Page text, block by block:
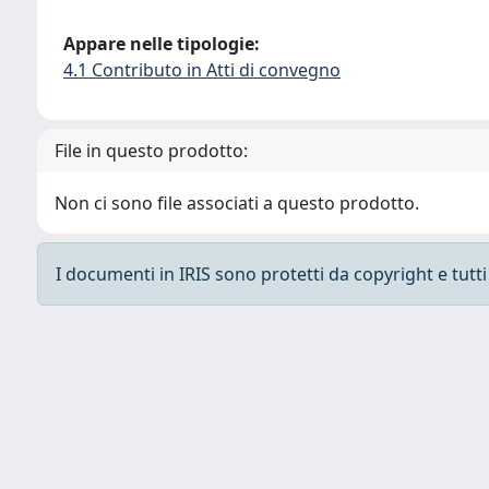
Appare nelle tipologie:
4.1 Contributo in Atti di convegno
File in questo prodotto:
Non ci sono file associati a questo prodotto.
I documenti in IRIS sono protetti da copyright e